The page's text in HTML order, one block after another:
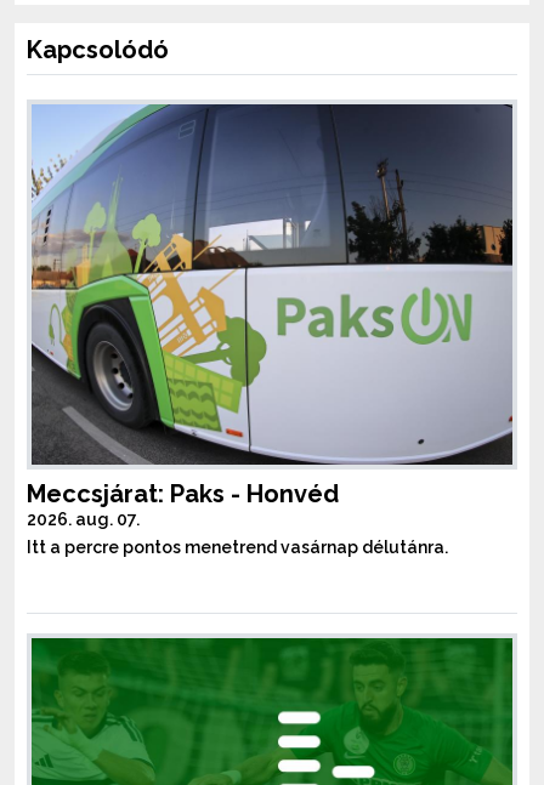
Kapcsolódó
Meccsjárat: Paks - Honvéd
2026. aug. 07.
Itt a percre pontos menetrend vasárnap délutánra.